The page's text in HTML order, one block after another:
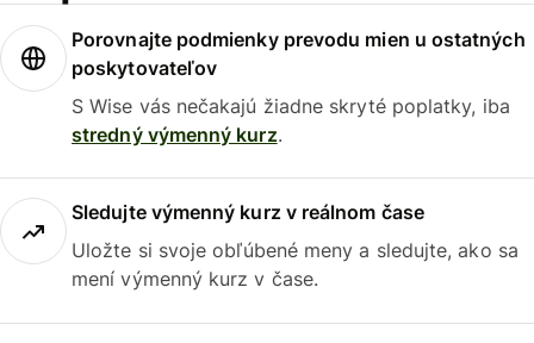
Porovnajte podmienky prevodu mien u ostatných
poskytovateľov
S Wise vás nečakajú žiadne skryté poplatky, iba
stredný výmenný kurz.
Sledujte výmenný kurz v reálnom čase
Uložte si svoje obľúbené meny a sledujte, ako sa
mení výmenný kurz v čase.